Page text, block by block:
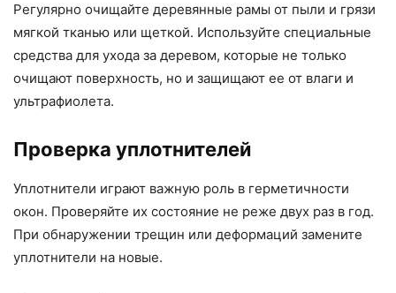
Регулярно очищайте деревянные рамы от пыли и грязи
мягкой тканью или щеткой. Используйте специальные
средства для ухода за деревом, которые не только
очищают поверхность, но и защищают ее от влаги и
ультрафиолета.
Проверка уплотнителей
Уплотнители играют важную роль в герметичности
окон. Проверяйте их состояние не реже двух раз в год.
При обнаружении трещин или деформаций замените
уплотнители на новые.